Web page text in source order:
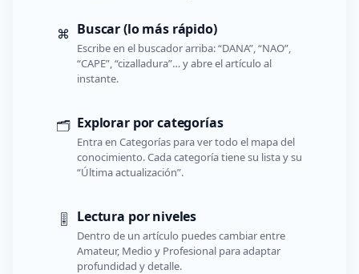
⌘ Buscar (lo más rápido)
Escribe en el buscador arriba: “DANA”, “NAO”,
“CAPE”, “cizalladura”… y abre el artículo al
instante.
🗂️ Explorar por categorías
Entra en Categorías para ver todo el mapa del
conocimiento. Cada categoría tiene su lista y su
“Última actualización”.
🎚️ Lectura por niveles
Dentro de un artículo puedes cambiar entre
Amateur, Medio y Profesional para adaptar
profundidad y detalle.